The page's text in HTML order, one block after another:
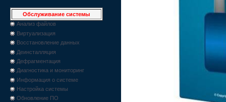
Обслуживание системы
Анализ файлов
Виртуализация
Восстановление данных
Деинсталляция
Дефрагментация
Диагностика и мониторинг
Информация о системе
Настройка системы
Обновление ПО